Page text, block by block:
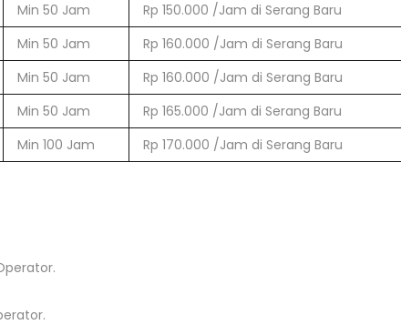
Min 50 Jam
Rp 150.000 /Jam di Serang Baru
Min 50 Jam
Rp 160.000 /Jam di Serang Baru
Min 50 Jam
Rp 160.000 /Jam di Serang Baru
Min 50 Jam
Rp 165.000 /Jam di Serang Baru
Min 100 Jam Rp 170.000 /Jam di Serang Baru